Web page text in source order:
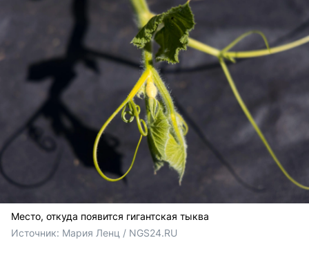
Место, откуда появится гигантская тыква
Источник: Мария Ленц / NGS24.RU